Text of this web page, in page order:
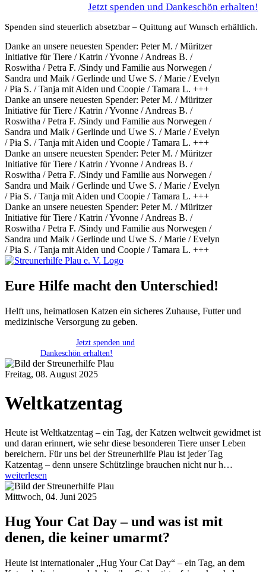
Jetzt spenden und Dankeschön erhalten!
Spenden sind steuerlich absetzbar – Quittung auf Wunsch erhältlich.
Danke an unsere neuesten Spender: Peter M. / Müritzer
Initiative für Tiere / Katrin / Yvonne / Andreas B. /
Roswitha / Petra F. /Sindy und Familie aus Norwegen /
Sandra und Maik / Gerlinde und Uwe S. / Marie / Evelyn
/ Pia S. / Tanja mit Aiden und Coopie / Tamara L. +++
Danke an unsere neuesten Spender: Peter M. / Müritzer
Initiative für Tiere / Katrin / Yvonne / Andreas B. /
Roswitha / Petra F. /Sindy und Familie aus Norwegen /
Sandra und Maik / Gerlinde und Uwe S. / Marie / Evelyn
/ Pia S. / Tanja mit Aiden und Coopie / Tamara L. +++
Danke an unsere neuesten Spender: Peter M. / Müritzer
Initiative für Tiere / Katrin / Yvonne / Andreas B. /
Roswitha / Petra F. /Sindy und Familie aus Norwegen /
Sandra und Maik / Gerlinde und Uwe S. / Marie / Evelyn
/ Pia S. / Tanja mit Aiden und Coopie / Tamara L. +++
Danke an unsere neuesten Spender: Peter M. / Müritzer
Initiative für Tiere / Katrin / Yvonne / Andreas B. /
Roswitha / Petra F. /Sindy und Familie aus Norwegen /
Sandra und Maik / Gerlinde und Uwe S. / Marie / Evelyn
/ Pia S. / Tanja mit Aiden und Coopie / Tamara L. +++
Eure Hilfe macht den Unterschied!
Helft uns, heimatlosen Katzen ein sicheres Zuhause, Futter und
medizinische Versorgung zu geben.
Jetzt spenden und
Dankeschön erhalten!
Freitag, 08. August 2025
Weltkatzentag
Heute ist Weltkatzentag – ein Tag, der Katzen weltweit gewidmet ist
und daran erinnert, wie sehr diese besonderen Tiere unser Leben
bereichern. Für uns bei der Streunerhilfe Plau ist jeder Tag
Katzentag – denn unsere Schützlinge brauchen nicht nur h…
weiterlesen
Mittwoch, 04. Juni 2025
Hug Your Cat Day – und was ist mit
denen, die keiner umarmt?
Heute ist internationaler „Hug Your Cat Day“ – ein Tag, an dem